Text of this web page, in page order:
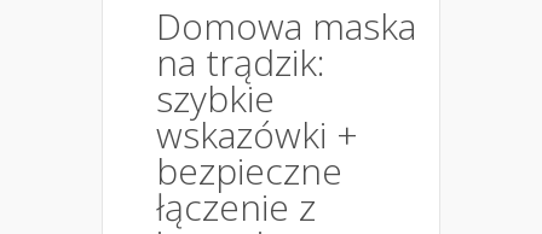
Domowa maska
na trądzik:
szybkie
wskazówki +
bezpieczne
łączenie z